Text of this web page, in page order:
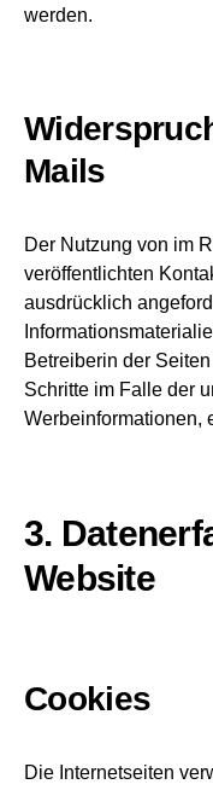
werden.
Mails
Der Nutzung von im
veröffentlichten
ausdrücklich
Betreiberin der
Schritte im Falle der
Werbeinformationen,
3.
Website
Cookies
Die Internetseiten